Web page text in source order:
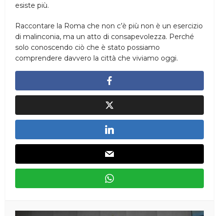
esiste più.
Raccontare la Roma che non c’è più non è un esercizio
di malinconia, ma un atto di consapevolezza. Perché
solo conoscendo ciò che è stato possiamo
comprendere davvero la città che viviamo oggi.